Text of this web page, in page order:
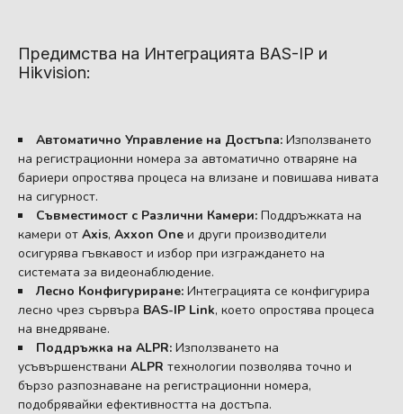
Предимства на Интеграцията BAS-IP и
Hikvision:
Автоматично Управление на Достъпа: Използването
на регистрационни номера за автоматично отваряне на
бариери опростява процеса на влизане и повишава нивата
на сигурност.
Съвместимост с Различни Камери: Поддръжката на
камери от Axis, Axxon One и други производители
осигурява гъвкавост и избор при изграждането на
системата за видеонаблюдение.
Лесно Конфигуриране: Интеграцията се конфигурира
лесно чрез сървъра BAS-IP Link, което опростява процеса
на внедряване.
Поддръжка на ALPR: Използването на
усъвършенствани ALPR технологии позволява точно и
бързо разпознаване на регистрационни номера,
подобрявайки ефективността на достъпа.